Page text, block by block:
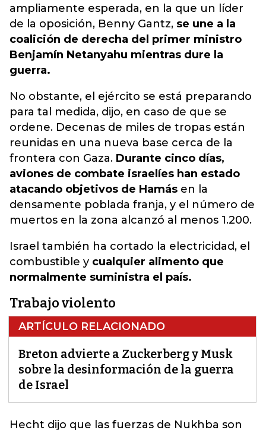
ampliamente esperada, en la que un líder
de la oposición, Benny Gantz, se une a la
coalición de derecha del primer ministro
Benjamín Netanyahu mientras dure la
guerra.
No obstante, el ejército se está preparando
para tal medida, dijo, en caso de que se
ordene. Decenas de miles de tropas están
reunidas en una nueva base cerca de la
frontera con Gaza. Durante cinco días,
aviones de combate israelíes han estado
atacando objetivos de Hamás en la
densamente poblada franja, y el número de
muertos en la zona alcanzó al menos 1.200.
Israel también ha cortado la electricidad, el
combustible y cualquier alimento que
normalmente suministra el país.
Trabajo violento
ARTÍCULO RELACIONADO
Breton advierte a Zuckerberg y Musk
sobre la desinformación de la guerra
de Israel
Hecht dijo que las fuerzas de Nukhba son